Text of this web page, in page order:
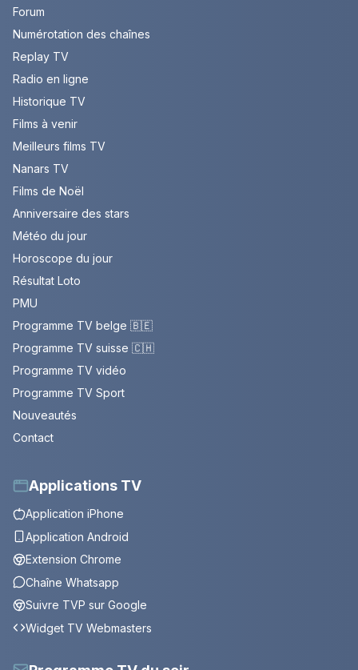
Forum
Numérotation des chaînes
Replay TV
Radio en ligne
Historique TV
Films à venir
Meilleurs films TV
Nanars TV
Films de Noël
Anniversaire des stars
Météo du jour
Horoscope du jour
Résultat Loto
PMU
Programme TV belge 🇧🇪
Programme TV suisse 🇨🇭
Programme TV vidéo
Programme TV Sport
Nouveautés
Contact
Applications TV
Application iPhone
Application Android
Extension Chrome
Chaîne Whatsapp
Suivre TVP sur Google
Widget TV Webmasters